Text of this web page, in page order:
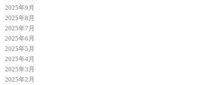
2025年9月
2025年8月
2025年7月
2025年6月
2025年5月
2025年4月
2025年3月
2025年2月